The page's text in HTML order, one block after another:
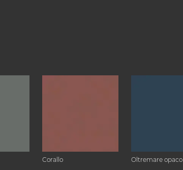
Corallo Oltremare opaco